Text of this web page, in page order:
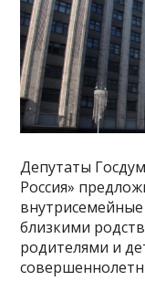
Депутаты
Россия»
близкими
родителями и